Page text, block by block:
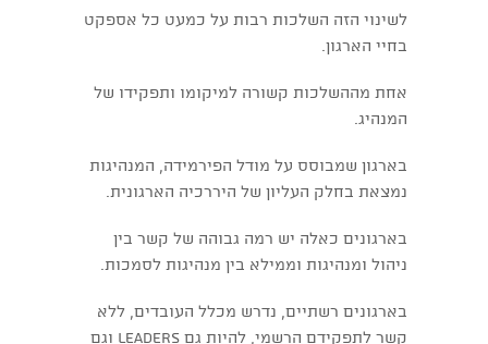
לשינוי הזה השלכות רבות על כמעט כל אספקט
בחיי הארגון.
אחת מההשלכות קשורה למיקומו ותפקידו של
המנהיג.
בארגון שמבוסס על מודל הפירמידה, המנהיגות
נמצאת בחלק העליון של היררכיה הארגונית.
בארגונים כאלה יש רמה גבוהה של קשר בין
ניהול ומנהיגות וממילא בין מנהיגות לסמכות.
בארגונים רשתיים, נדרש מכלל העובדים, ללא
קשר לתפקידם הרשמי, להיות גם leaders וגם